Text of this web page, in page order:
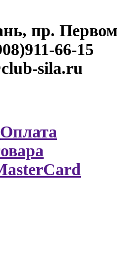
пр.
66-15
sila.ru